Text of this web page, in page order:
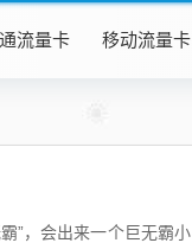
流量卡 移动流量卡
”，会出来一个巨无霸小